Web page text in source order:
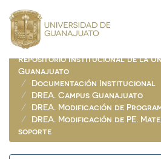
navigation
Repositorio Institucional de la
Guanajuato
Documentación Institucional
DREA. Campus Guanajuato
DREA. Modificación de
DREA. Modificación de PE.
soporte